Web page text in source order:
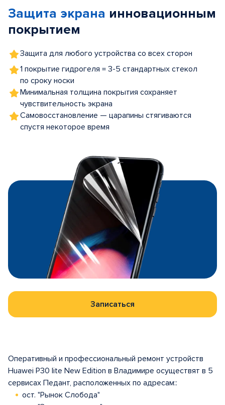
5
Защита экрана инновационным
покрытием
Защита для любого устройства со всех сторон
1 покрытие гидрогеля = 3-5 стандартных стекол
по сроку носки
Минимальная толщина покрытия сохраняет
чувствительность экрана
Самовосстановление — царапины стягиваются
спустя некоторое время
Записаться
Оперативный и профессиональный ремонт устройств
Huawei P30 lite New Edition в Владимире осуществят в 5
сервисах Педант, расположенных по адресам::
ост. "Рынок Слобода"